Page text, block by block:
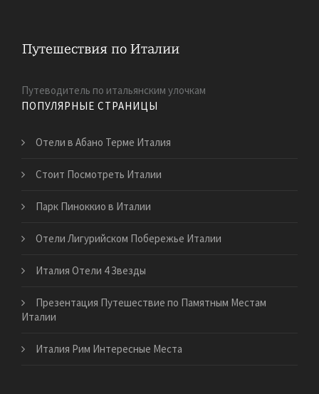
Путеводитель по итальянским улочкам
ПОПУЛЯРНЫЕ СТРАНИЦЫ
Отели в Абано Терме Италия
Стоит Посмотреть Италии
Парк Пиноккио в Италии
Отели Лигурийском Побережье Италии
Италия Отели 4 Звезды
Презентация Путешествие по Памятным Местам
Италии
Италия Рим Интересные Места